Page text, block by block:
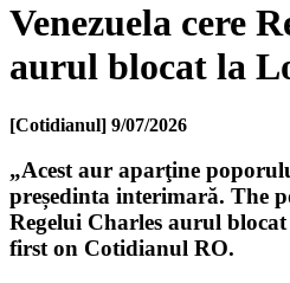
Venezuela cere
aurul blocat la
[Cotidianul] 9/07/2026
„Acest aur aparţine
președinta interimară. The
Regelui Charles aurul
first on Cotidianul RO.